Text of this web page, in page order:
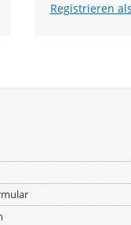
Registrieren